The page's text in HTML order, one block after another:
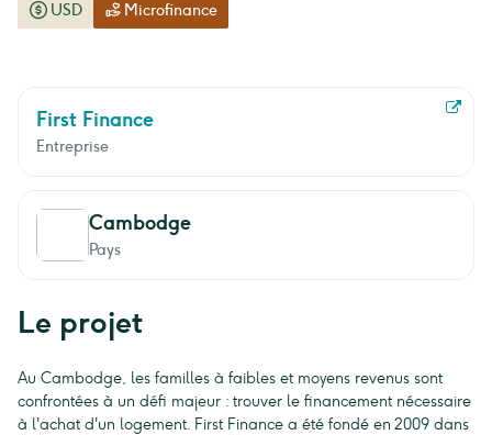
First Finance
Entreprise
Cambodge
Pays
Le projet
Au Cambodge, les familles à faibles et moyens revenus sont
confrontées à un défi majeur : trouver le financement nécessaire
à l'achat d'un logement. First Finance a été fondé en 2009 dans
USD Microfinance